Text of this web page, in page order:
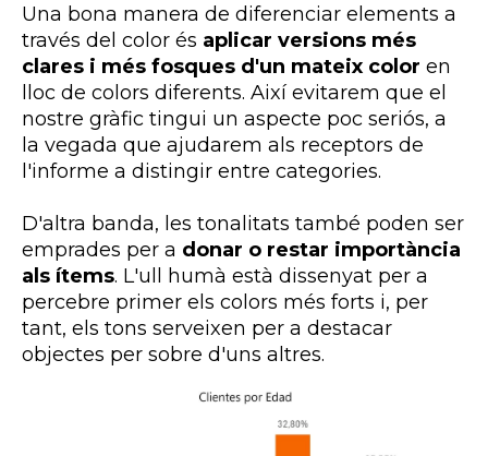
Una bona manera de diferenciar elements a
través del color és aplicar versions més
clares i més fosques d'un mateix color en
lloc de colors diferents. Així evitarem que el
nostre gràfic tingui un aspecte poc seriós, a
la vegada que ajudarem als receptors de
l'informe a distingir entre categories.
D'altra banda, les tonalitats també poden ser
emprades per a donar o restar importància
als ítems. L'ull humà està dissenyat per a
percebre primer els colors més forts i, per
tant, els tons serveixen per a destacar
objectes per sobre d'uns altres.